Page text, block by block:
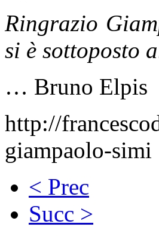
Ringrazio
si è sottoposto
… Bruno Elpis
http://
giampaolo-simi
< Prec
Succ >